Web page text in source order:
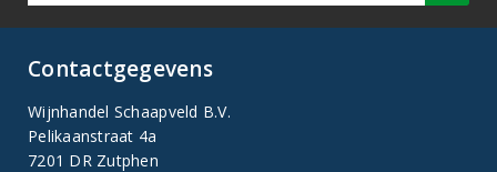
Contactgegevens
Wijnhandel Schaapveld B.V.
Pelikaanstraat 4a
7201 DR Zutphen